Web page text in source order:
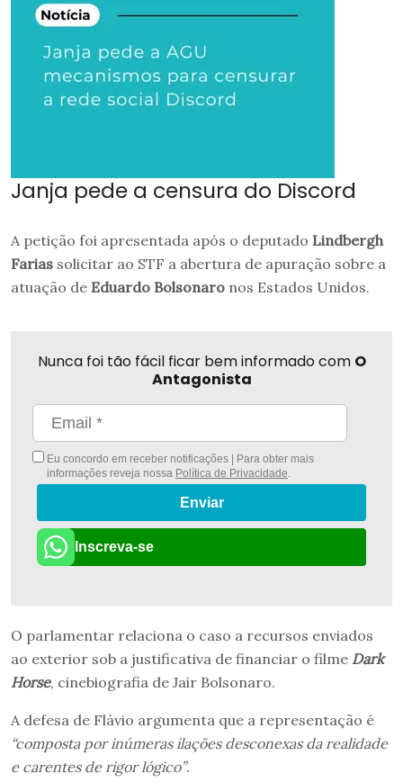
Janja pede a censura do Discord
A petição foi apresentada após o deputado Lindbergh
Farias solicitar ao STF a abertura de apuração sobre a
atuação de Eduardo Bolsonaro nos Estados Unidos.
Nunca foi tão fácil ficar bem informado com O
Antagonista
Eu concordo em receber notificações | Para obter mais
informações reveja nossa Política de Privacidade.
Enviar
Inscreva-se
O parlamentar relaciona o caso a recursos enviados
ao exterior sob a justificativa de financiar o filme Dark
Horse, cinebiografia de Jair Bolsonaro.
A defesa de Flávio argumenta que a representação é
“composta por inúmeras ilações desconexas da realidade
e carentes de rigor lógico”.